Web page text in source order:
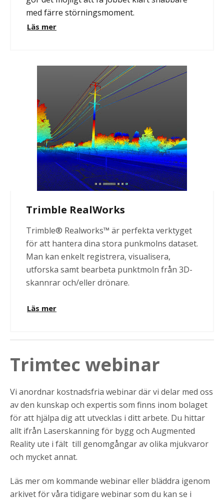
med färre störningsmoment.
Läs mer
Trimble RealWorks
Trimble® Realworks™ är perfekta verktyget
för att hantera dina stora punkmolns dataset.
Man kan enkelt registrera, visualisera,
utforska samt bearbeta punktmoln från 3D-
skannrar och/eller drönare.
Läs mer
Trimtec webinar
Vi anordnar kostnadsfria webinar där vi delar med oss
av den kunskap och expertis som finns inom bolaget
för att hjälpa dig att utvecklas i ditt arbete. Du hittar
allt ifrån Laserskanning för byggoch Augmented
Reality ute i fält till genomgångar av olika mjukvaror
och mycket annat.
Läs mer om kommande webinar eller bläddra igenom
arkivet för våra tidigare webinar som du kan se i